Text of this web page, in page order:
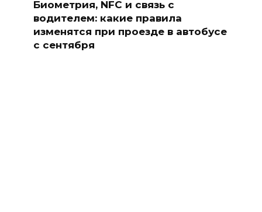
Биометрия, NFC и связь с
водителем: какие правила
изменятся при проезде в автобусе
с сентября